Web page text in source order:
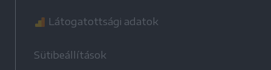
Látogatottsági adatok
Sütibeállítások